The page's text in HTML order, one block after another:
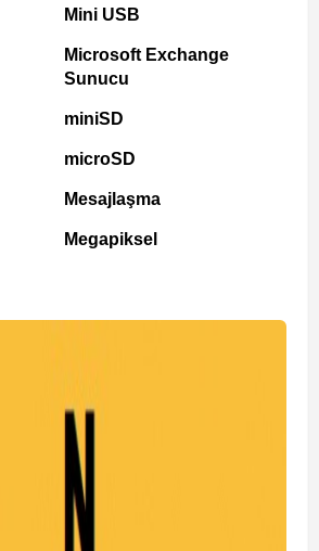
Mini USB
Microsoft Exchange
Sunucu
miniSD
microSD
Mesajlaşma
Megapiksel